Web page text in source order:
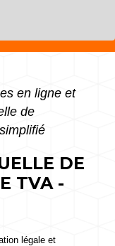
en ligne et
de
DE
TVA -
légale et